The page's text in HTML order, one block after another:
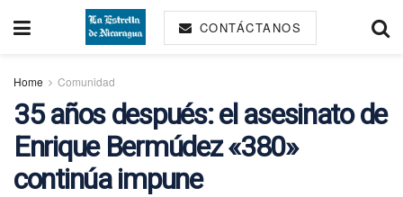
CONTÁCTANOS
Home Comunidad
35 años después: el asesinato de
Enrique Bermúdez «380»
continúa impune